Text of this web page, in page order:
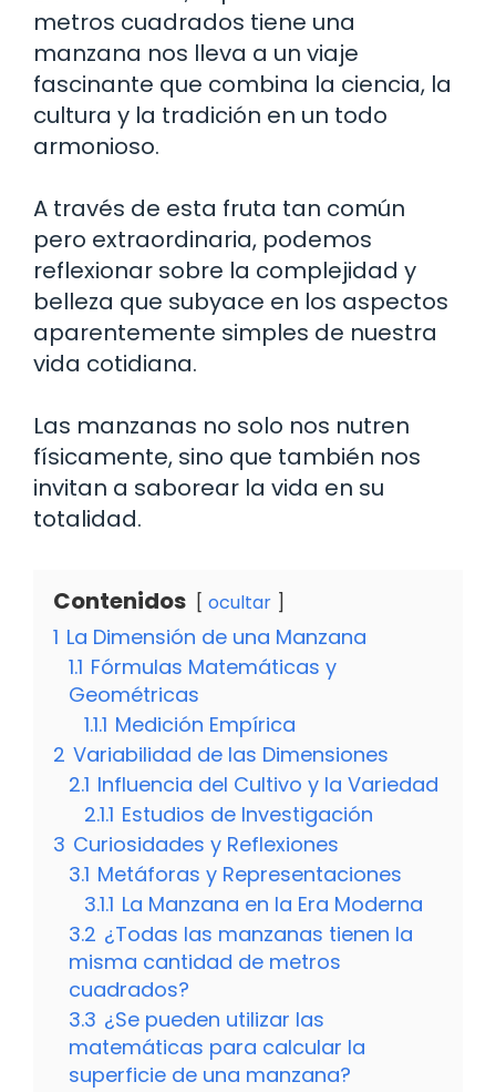
metros cuadrados tiene una
manzana nos lleva a un viaje
fascinante que combina la ciencia, la
cultura y la tradición en un todo
armonioso.
A través de esta fruta tan común
pero extraordinaria, podemos
reflexionar sobre la complejidad y
belleza que subyace en los aspectos
aparentemente simples de nuestra
vida cotidiana.
Las manzanas no solo nos nutren
físicamente, sino que también nos
invitan a saborear la vida en su
totalidad.
Contenidos ocultar
1 La Dimensión de una Manzana
1.1 Fórmulas Matemáticas y
Geométricas
1.1.1 Medición Empírica
2 Variabilidad de las Dimensiones
2.1 Influencia del Cultivo y la Variedad
2.1.1 Estudios de Investigación
3 Curiosidades y Reflexiones
3.1 Metáforas y Representaciones
3.1.1 La Manzana en la Era Moderna
3.2 ¿Todas las manzanas tienen la
misma cantidad de metros
cuadrados?
3.3 ¿Se pueden utilizar las
matemáticas para calcular la
superficie de una manzana?